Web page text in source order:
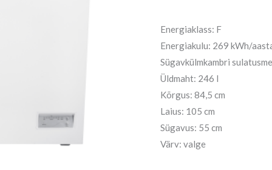
Energiaklass: F
Energiakulu: 269 kWh/
Sügavkülmkambri
Üldmaht: 246 l
Kõrgus: 84,5 cm
Laius: 105 cm
Sügavus: 55 cm
Värv: valge